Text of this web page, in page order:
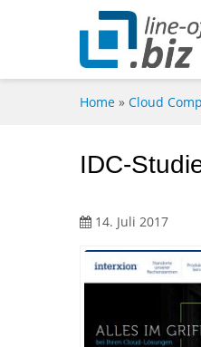
Home » Cloud
IDC-
14. Juli 2017